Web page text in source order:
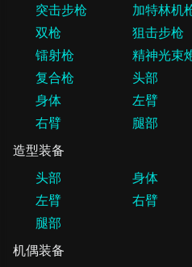
突击步枪
加特林机
双枪
狙击步枪
镭射枪
精神光束
复合枪
头部
身体
左臂
右臂
腿部
造型装备
头部
身体
左臂
右臂
腿部
机偶装备